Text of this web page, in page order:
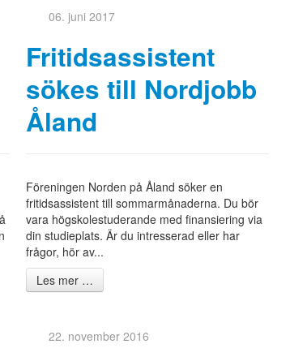
06. juni 2017
Fritidsassistent
sökes till Nordjobb
Åland
Föreningen Norden på Åland söker en
fritidsassistent till sommarmånaderna. Du bör
vara högskolestuderande med finansiering via
din studieplats. Är du intresserad eller har
frågor, hör av...
Les mer …
22. november 2016